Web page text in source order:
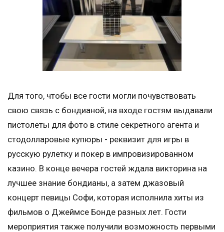
Для того, чтобы все гости могли почувствовать
свою связь с бондианой, на входе гостям выдавали
пистолеты для фото в стиле секретного агента и
стодолларовые купюры - реквизит для игры в
русскую рулетку и покер в импровизированном
казино. В конце вечера гостей ждала викторина на
лучшее знание бондианы, а затем джазовый
концерт певицы Софи, которая исполнила хиты из
фильмов о Джеймсе Бонде разных лет. Гости
мероприятия также получили возможность первыми